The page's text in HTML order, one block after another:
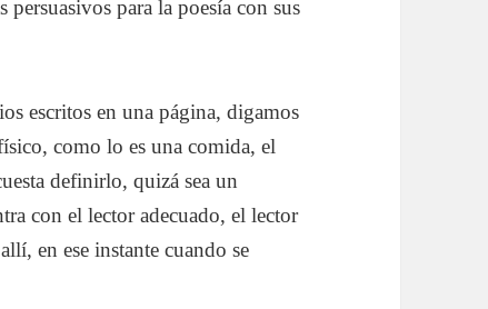
para la poesía con sus
escritos en una página, digamos
como lo es una comida, el
definirlo, quizá sea un
con el lector adecuado, el lector
en ese instante cuando se